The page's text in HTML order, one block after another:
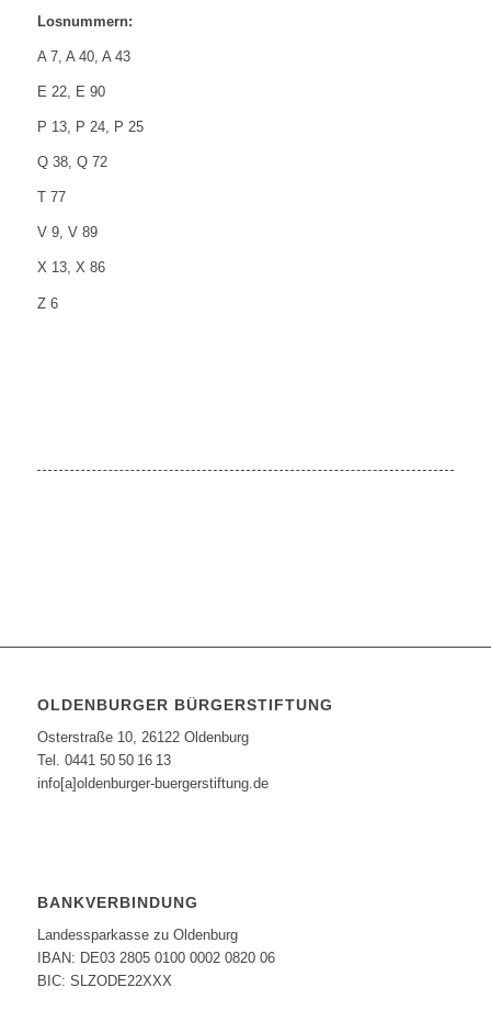
Losnummern:
A 7, A 40, A 43
E 22, E 90
P 13, P 24, P 25
Q 38, Q 72
T 77
V 9, V 89
X 13, X 86
Z 6
OLDENBURGER BÜRGERSTIFTUNG
Osterstraße 10, 26122 Oldenburg
Tel. 0441 50 50 16 13
info[a]oldenburger-buergerstiftung.de
BANKVERBINDUNG
Landessparkasse zu Oldenburg
IBAN: DE03 2805 0100 0002 0820 06
BIC: SLZODE22XXX